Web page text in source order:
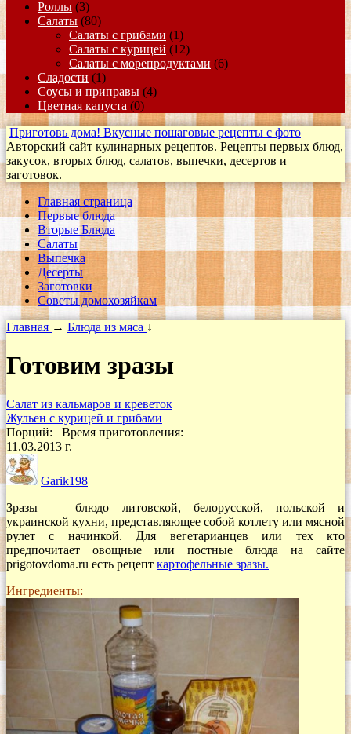
Роллы (3)
Салаты (80)
Салаты с грибами (1)
Салаты с курицей (12)
Салаты с морепродуктами (6)
Сладости (1)
Соусы и приправы (4)
Цветная капуста (0)
Приготовь дома! Вкусные пошаговые рецепты с фото
Авторский сайт кулинарных рецептов. Рецепты первых блюд,
закусок, вторых блюд, салатов, выпечки, десертов и
заготовок.
Главная страница
Первые блюда
Вторые Блюда
Салаты
Выпечка
Десерты
Заготовки
Cоветы домохозяйкам
Главная → Блюда из мяса ↓
Готовим зразы
Салат из кальмаров и креветок
Жульен с курицей и грибами
Порций: Время приготовления:
11.03.2013 г.
Garik198
Зразы — блюдо литовской, белорусской, польской и
украинской кухни, представляющее собой котлету или мясной
рулет с начинкой. Для вегетарианцев или тех кто
предпочитает овощные или постные блюда на сайте
prigotovdoma.ru есть рецепт картофельные зразы.
Ингредиенты: